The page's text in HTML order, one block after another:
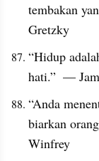
tembakan
Gretzky
“Hidup
hati.”  —
“Anda
biarkan
Winfrey